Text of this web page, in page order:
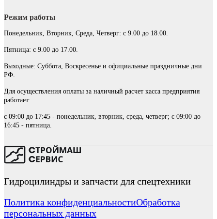
Режим работы
Понедельник, Вторник, Среда, Четверг: с 9.00 до 18.00.
Пятница: с 9.00 до 17.00.
Выходные: Суббота, Воскресенье и официальные праздничные дни
РФ.
Для осуществления оплаты за наличный расчет касса предприятия
работает:
с 09:00 до 17:45 - понедельник, вторник, среда, четверг; с 09:00 до
16:45 - пятница.
Гидроцилиндры и запчасти для спецтехники
Политика конфиденциальностиОбработка
персональных данных